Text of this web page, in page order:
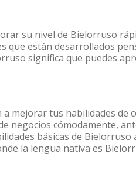
su nivel de Bielorruso
que están desarrollados
significa que puedes
mejorar tus habilidades de
negocios cómodamente,
básicas de Bielorruso
la lengua nativa es